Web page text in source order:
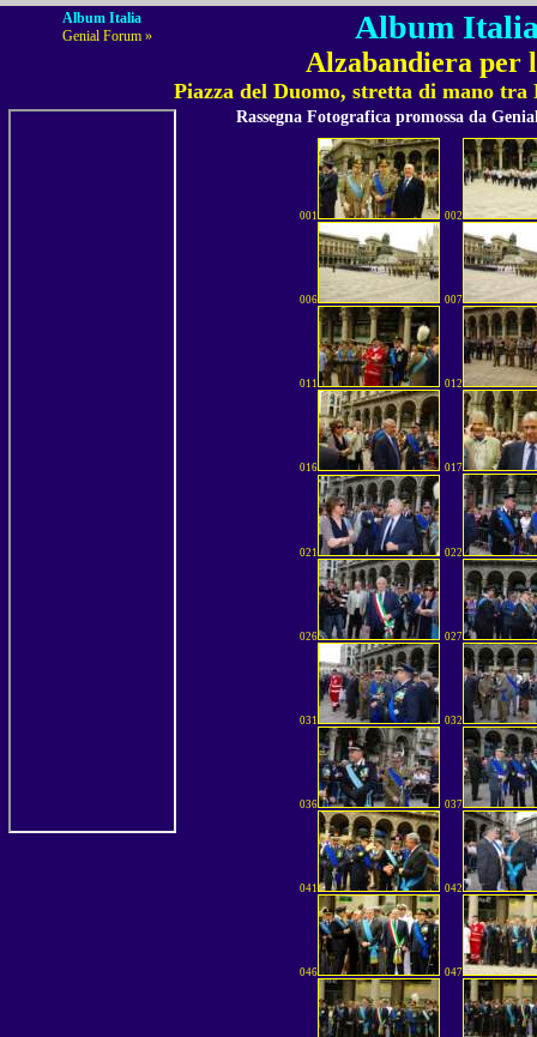
Album Italia
Genial Forum »
Album
Alzabandiera per
Piazza del Duomo, stretta di mano tra
Rassegna Fotografica promossa da
001 002
006 007
011 012
016 017
021 022
026 027
031 032
036 037
041 042
046 047